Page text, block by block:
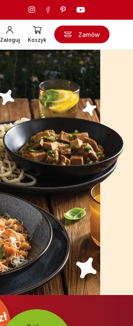
Zaloguj Koszyk
Zamów